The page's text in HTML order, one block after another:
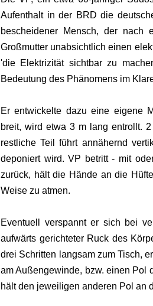
Aufenthalt in der BRD die
bescheidener Mensch, der
Großmutter unabsichtlich einen
'die Elektrizität sichtbar zu
Bedeutung des Phänomens im
Er entwickelte dazu eine eigene
breit, wird etwa 3 m lang entrollt.
restliche Teil führt annähernd
deponiert wird. VP betritt - mit
zurück, hält die Hände an die
Weise zu atmen.
Eventuell verspannt er sich bei
aufwärts gerichteter Ruck des
drei Schritten langsam zum Tisch,
am Außengewinde, bzw. einen Pol
hält den jeweiligen anderen Pol an